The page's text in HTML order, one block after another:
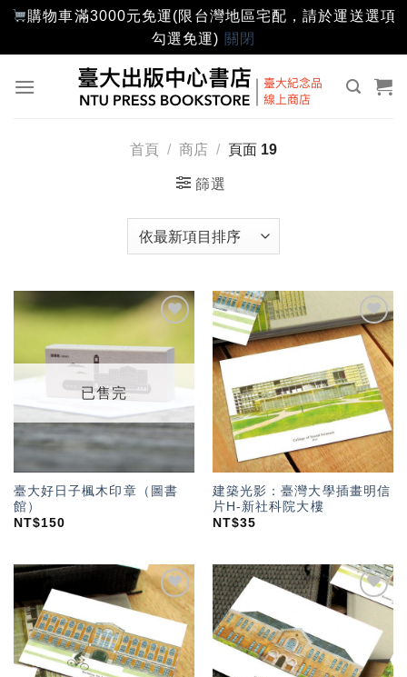
購物車滿3000元免運(限台灣地區宅配，請於運送選項
勾選免運) 關閉
首頁 / 商店 / 頁面 19
篩選
「願
望輕
已售完
臺大好日子楓木印章（圖書
館）
NT$150
加入
「願
望輕
單」
建築光影：臺灣大學插畫明信
片H-新社科院大樓
NT$35
加入
「願
望輕
單」
加入
「願
望輕
單」